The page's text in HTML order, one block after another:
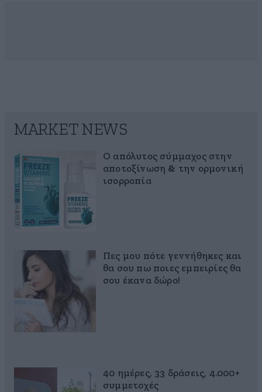
MARKET NEWS
Ο απόλυτος σύμμαχος στην
αποτοξίνωση & την ορμονική
ισορροπία
Πες μου πότε γεννήθηκες και
θα σου πω ποιες εμπειρίες θα
σου έκανα δώρο!
40 ημέρες, 33 δράσεις, 4.000+
συμμετοχές